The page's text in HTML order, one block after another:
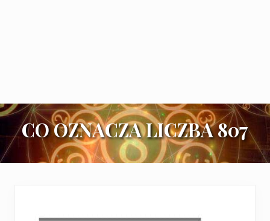
CO OZNACZA LICZBA 807